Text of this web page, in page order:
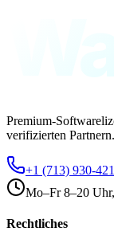
Premium-
verifizierten Partnern.
+1 (713) 930-
Mo–Fr 8–20
Rechtliches